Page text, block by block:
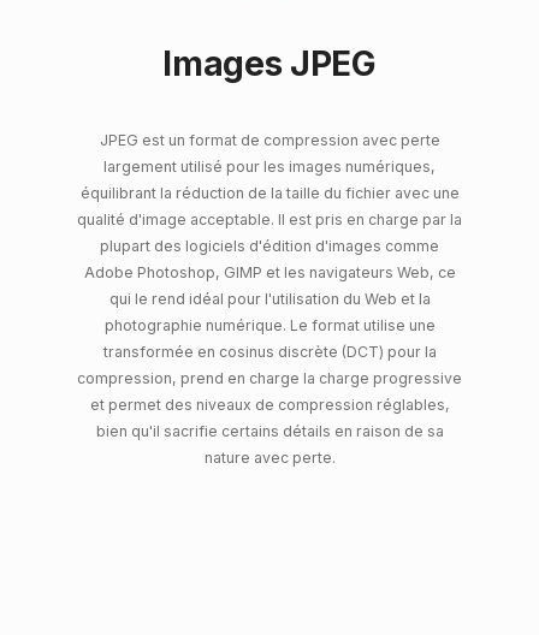
Images JPEG
JPEG est un format de compression avec perte
largement utilisé pour les images numériques,
équilibrant la réduction de la taille du fichier avec une
qualité d'image acceptable. Il est pris en charge par la
plupart des logiciels d'édition d'images comme
Adobe Photoshop, GIMP et les navigateurs Web, ce
qui le rend idéal pour l'utilisation du Web et la
photographie numérique. Le format utilise une
transformée en cosinus discrète (DCT) pour la
compression, prend en charge la charge progressive
et permet des niveaux de compression réglables,
bien qu'il sacrifie certains détails en raison de sa
nature avec perte.